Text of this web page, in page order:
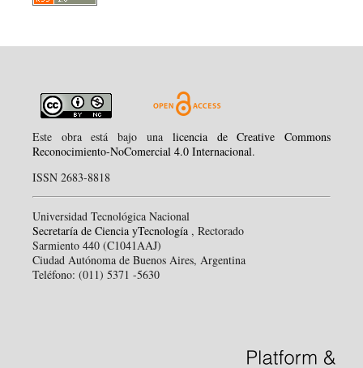
Este obra está bajo unalicencia de Creative Commons
Reconocimiento-NoComercial 4.0 Internacional.
ISSN 2683-8818
Universidad Tecnológica Nacional
Secretaría de Ciencia yTecnología , Rectorado
Sarmiento 440 (C1041AAJ)
Ciudad Autónoma de Buenos Aires, Argentina
Teléfono: (011) 5371 -5630